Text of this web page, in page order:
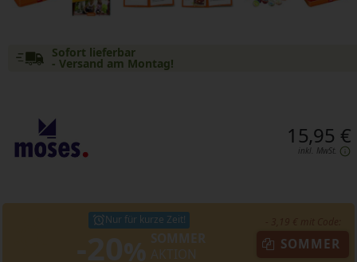
Sofort lieferbar
- Versand am Montag!
15,95 €
inkl. MwSt.
Nur für kurze Zeit!
SOMMER